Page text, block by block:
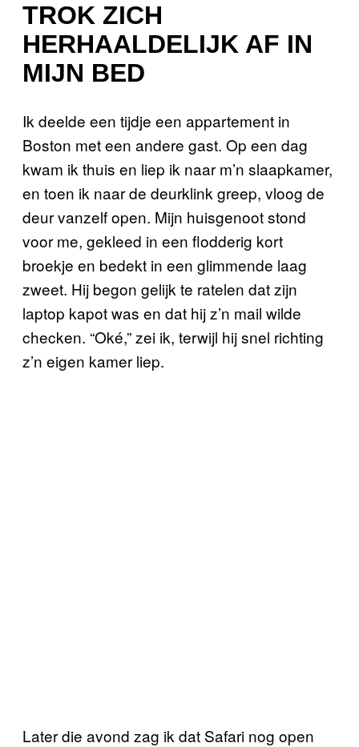
TROK ZICH
HERHAALDELIJK AF IN
MIJN BED
Ik deelde een tijdje een appartement in
Boston met een andere gast. Op een dag
kwam ik thuis en liep ik naar m’n slaapkamer,
en toen ik naar de deurklink greep, vloog de
deur vanzelf open. Mijn huisgenoot stond
voor me, gekleed in een flodderig kort
broekje en bedekt in een glimmende laag
zweet. Hij begon gelijk te ratelen dat zijn
laptop kapot was en dat hij z’n mail wilde
checken. “Oké,” zei ik, terwijl hij snel richting
z’n eigen kamer liep.
Later die avond zag ik dat Safari nog open